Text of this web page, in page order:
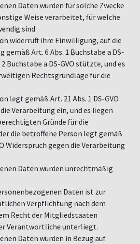
Daten wurden für solche Zwecke
Weise verarbeitet, für welche
sind.
widerruft ihre Einwilligung, auf die
gemäß Art. 6 Abs. 1 Buchstabe a DS-
2 Buchstabe a DS-GVO stützte, und es
Rechtsgrundlage für die
legt gemäß Art. 21 Abs. 1 DS-GVO
Verarbeitung ein, und es liegen
Gründe für die
die betroffene Person legt gemäß
Widerspruch gegen die Verarbeitung
Daten wurden unrechtmäßig
Daten ist zur
Verpflichtung nach dem
Recht der Mitgliedstaaten
Verantwortliche unterliegt.
Daten wurden in Bezug auf